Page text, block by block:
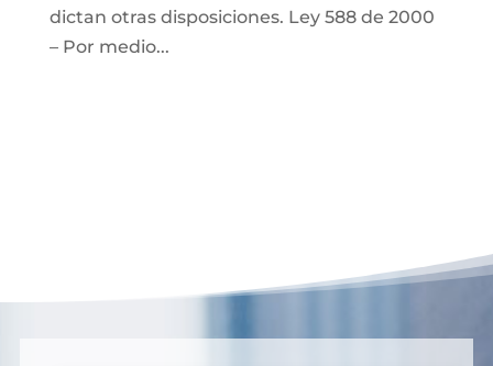
dictan otras disposiciones. Ley 588 de 2000
– Por medio...